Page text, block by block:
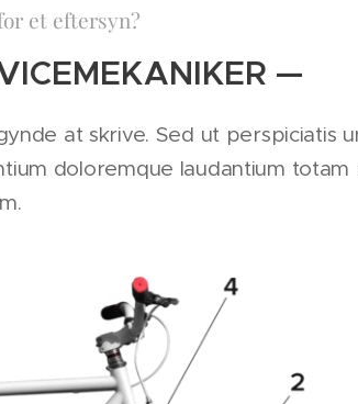
et eftersyn?
—
at skrive. Sed ut perspiciatis
doloremque laudantium totam